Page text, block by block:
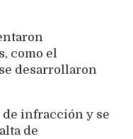
como el
desarrollaron
infracción y se
de